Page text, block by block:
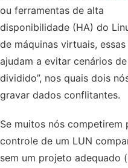
ou ferramentas de alta
disponibilidade (HA) do
de máquinas virtuais,
ajudam a evitar cenários
dividido”, nos quais dois
gravar dados conflitantes.
Se muitos nós competirem
controle de um LUN
sem um projeto adequado